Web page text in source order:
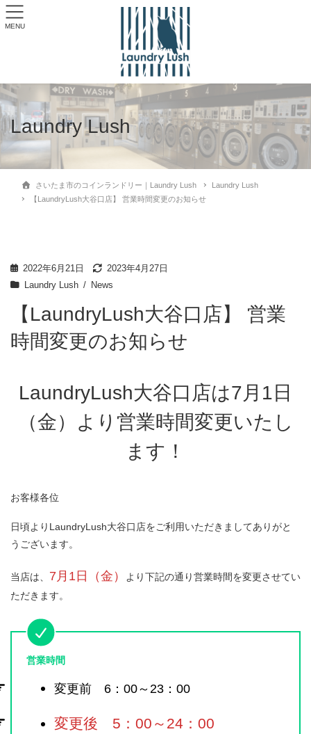
Laundry Lush
さいたま市のコインランドリー｜Laundry Lush
Laundry Lush
【LaundryLush大谷口店】 営業時間変更のお知らせ
2022年6月21日
2023年4月27日
Laundry Lush
News
【LaundryLush大谷口店】 営業
時間変更のお知らせ
LaundryLush大谷口店は7月1日
（金）より営業時間変更いたし
ます！
お客様各位
日頃よりLaundryLush大谷口店をご利用いただきましてありがと
うございます。
当店は、 7月1日（金）
より下記の通り営業時間を変更させてい
ただきます。
営業時間
変更前 6：00～23：00
変更後 5：00～24：00
MENU